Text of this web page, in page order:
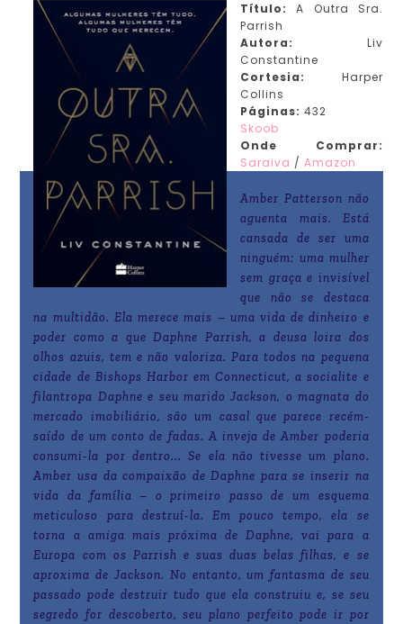
Título:A Outra Sra.
Parrish
Autora: Liv
Constantine
Cortesia: Harper
Collins
Páginas:432
Skoob
Onde Comprar:
Saraiva /Amazon
Amber Patterson não
aguenta mais. Está
cansada de ser uma
ninguém: uma mulher
sem graça e invisível
que não se destaca
na multidão. Ela merece mais – uma vida de dinheiro e
poder como a que Daphne Parrish, a deusa loira dos
olhos azuis, tem e não valoriza. Para todos na pequena
cidade de Bishops Harbor em Connecticut, a socialite e
filantropa Daphne e seu marido Jackson, o magnata do
mercado imobiliário, são um casal que parece recém-
saído de um conto de fadas. A inveja de Amber poderia
consumi-la por dentro... Se ela não tivesse um plano.
Amber usa da compaixão de Daphne para se inserir na
vida da família – o primeiro passo de um esquema
meticuloso para destruí-la. Em pouco tempo, ela se
torna a amiga mais próxima de Daphne, vai para a
Europa com os Parrish e suas duas belas filhas, e se
aproxima de Jackson. No entanto, um fantasma de seu
passado pode destruir tudo que ela construiu e, se seu
segredo for descoberto, seu plano perfeito pode ir por